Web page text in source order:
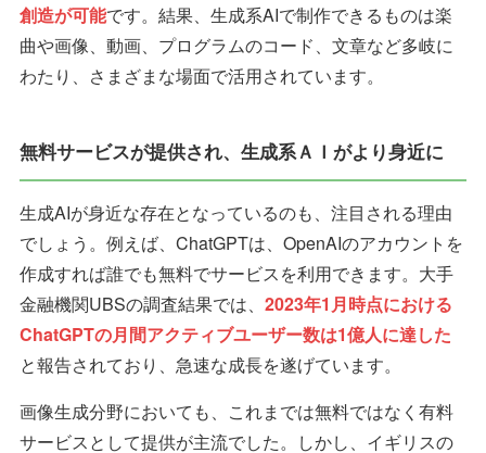
創造が可能です。結果、生成系AIで制作できるものは楽
曲や画像、動画、プログラムのコード、文章など多岐に
わたり、さまざまな場面で活用されています。
無料サービスが提供され、生成系ＡＩがより身近に
生成AIが身近な存在となっているのも、注目される理由
でしょう。例えば、ChatGPTは、OpenAIのアカウントを
作成すれば誰でも無料でサービスを利用できます。大手
金融機関UBSの調査結果では、 2023年1月時点における
ChatGPTの月間アクティブユーザー数は1億人に達した
と報告されており、急速な成長を遂げています。
画像生成分野においても、これまでは無料ではなく有料
サービスとして提供が主流でした。しかし、イギリスの